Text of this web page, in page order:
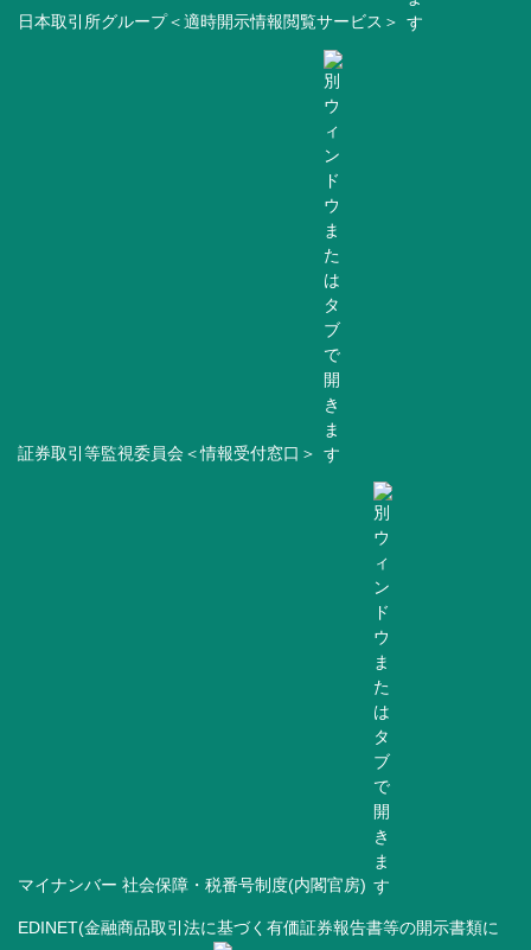
日本取引所グループ＜適時開示情報閲覧サービス＞
証券取引等監視委員会＜情報受付窓口＞
マイナンバー 社会保障・税番号制度(内閣官房)
EDINET(金融商品取引法に基づく有価証券報告書等の開示書類に